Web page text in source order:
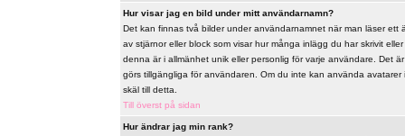
Hur visar jag en bild under mitt användarnamn?
Det kan finnas två bilder under användarnamnet när man läser
av stjärnor eller block som visar hur många inlägg du har skrivit
denna är i allmänhet unik eller personlig för varje användare. Det
görs tillgängliga för användaren. Om du inte kan använda
skäl till detta.
Till överst på sidan
Hur ändrar jag min rank?